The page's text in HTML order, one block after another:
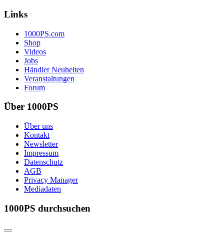
Links
1000PS.com
Shop
Videos
Jobs
Händler Neuheiten
Veranstaltungen
Forum
Über 1000PS
Über uns
Kontakt
Newsletter
Impressum
Datenschutz
AGB
Privacy Manager
Mediadaten
1000PS durchsuchen